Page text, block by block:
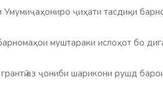
ҷиҳати тасдиқи
муштараки ислоҳот бо
аз ҷониби шарикони рушд